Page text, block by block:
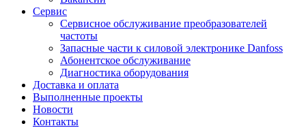
Сервис
Сервисное обслуживание преобразователей
частоты
Запасные части к силовой электронике Danfoss
Абонентское обслуживание
Диагностика оборудования
Доставка и оплата
Выполненные проекты
Новости
Контакты